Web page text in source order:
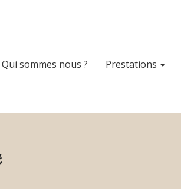
Qui sommes nous ? Prestations